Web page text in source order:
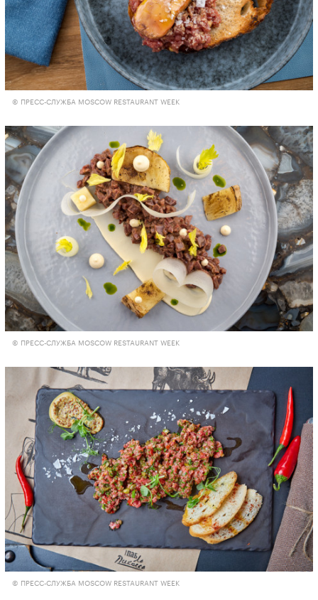
© ПРЕСС-СЛУЖБА MOSCOW RESTAURANT WEEK
© ПРЕСС-СЛУЖБА MOSCOW RESTAURANT WEEK
© ПРЕСС-СЛУЖБА MOSCOW RESTAURANT WEEK